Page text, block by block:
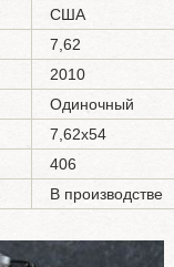
США
7,62
2010
Одиночный
7,62х54
406
В производстве